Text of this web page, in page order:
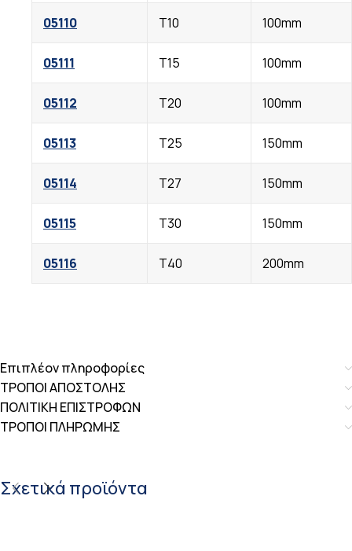
05110 Τ10 100mm
05111 Τ15 100mm
05112 Τ20 100mm
05113 Τ25 150mm
05114 Τ27 150mm
05115 Τ30 150mm
05116 Τ40 200mm
Επιπλέον πληροφορίες
ΤΡΟΠΟΙ ΑΠΟΣΤΟΛΗΣ
ΠΟΛΙΤΙΚΗ ΕΠΙΣΤΡΟΦΩΝ
ΤΡΟΠΟΙ ΠΛΗΡΩΜΗΣ
Σχετικά προϊόντα